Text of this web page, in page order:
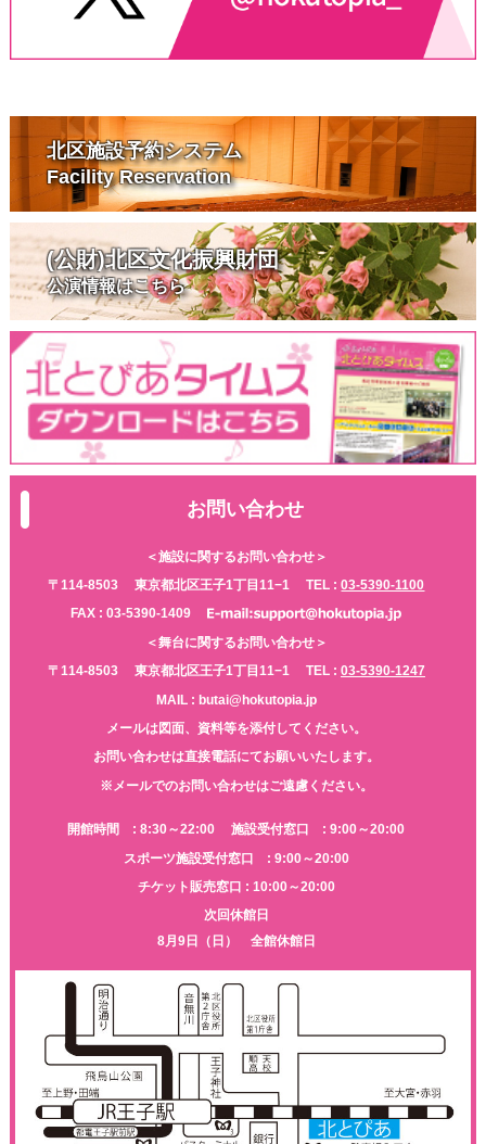
北区施設予約システム
Facility Reservation
(公財)北区文化振興財団
公演情報はこちら
お問い合わせ
＜施設に関するお問い合わせ＞
〒114-8503
東京都北区王子1丁目11−1 TEL :03-5390-1100
FAX : 03-5390-1409
＜舞台に関するお問い合わせ＞
〒114-8503
東京都北区王子1丁目11−1 TEL : 03-5390-1247
MAIL : butai@hokutopia.jp
メールは図面、資料等を添付してください。
お問い合わせは直接電話にてお願いいたします。
※メールでのお問い合わせはご遠慮ください。
開館時間 : 8:30～22:00
施設受付窓口 : 9:00～20:00
スポーツ施設受付窓口 : 9:00～20:00
チケット販売窓口 : 10:00～20:00
次回休館日
8月9日（日） 全館休館日